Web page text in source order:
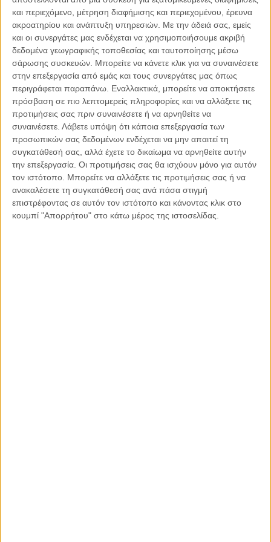
και περιεχόμενο, μέτρηση διαφήμισης και περιεχομένου, έρευνα
ακροατηρίου και ανάπτυξη υπηρεσιών. Με την άδειά σας, εμείς
και οι συνεργάτες μας ενδέχεται να χρησιμοποιήσουμε ακριβή
δεδομένα γεωγραφικής τοποθεσίας και ταυτοποίησης μέσω
σάρωσης συσκευών. Μπορείτε να κάνετε κλικ για να συναινέσετε
στην επεξεργασία από εμάς και τους συνεργάτες μας όπως
περιγράφεται παραπάνω. Εναλλακτικά, μπορείτε να αποκτήσετε
πρόσβαση σε πιο λεπτομερείς πληροφορίες και να αλλάξετε τις
προτιμήσεις σας πριν συναινέσετε ή να αρνηθείτε να
συναινέσετε. Λάβετε υπόψη ότι κάποια επεξεργασία των
προσωπικών σας δεδομένων ενδέχεται να μην απαιτεί τη
συγκατάθεσή σας, αλλά έχετε το δικαίωμα να αρνηθείτε αυτήν
την επεξεργασία. Οι προτιμήσεις σας θα ισχύουν μόνο για αυτόν
τον ιστότοπο. Μπορείτε να αλλάξετε τις προτιμήσεις σας ή να
ανακαλέσετε τη συγκατάθεσή σας ανά πάσα στιγμή
επιστρέφοντας σε αυτόν τον ιστότοπο και κάνοντας κλικ στο
κουμπί "Απορρήτου" στο κάτω μέρος της ιστοσελίδας.
μας κάνουν τη ζωή μας πολύ πιο εύκολη χωρίς ιδιαίτερες
στερήσεις.
2. Μαγειρεύουμε με πρώτες ύλες χωρίς γλουτένη, π.χ.
αλεύρι από καλαμπόκι ή ειδικό αλεύρι χωρίς γλουτένη αντί
για το παραδοσιακό αλεύρι από σιτάρι.
3. Μαγειρεύουμε πάντα χωριστά και σε καθαρή επιφάνεια το
φαγητό χωρίς γλουτένη, αποφεύγοντας έτσι μόλυνση από
μη ασφαλείς τροφές.
4. Προσθέτουμε στο διαιτολόγιό μας μεγαλύτερες
ποσότητες τροφίμων που έτσι κι’ αλλιώς δεν περιέχουν
γλουτένη, όπως φρέσκα λαχανικά και φρούτα, πατάτες,
ρύζι, κρέας, ψάρι κλπ.